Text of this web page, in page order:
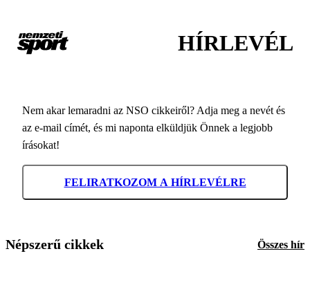
HÍRLEVÉL
Nem akar lemaradni az NSO cikkeiről? Adja meg a nevét és
az e-mail címét, és mi naponta elküldjük Önnek a legjobb
írásokat!
FELIRATKOZOM A HÍRLEVÉLRE
Népszerű cikkek Összes hír